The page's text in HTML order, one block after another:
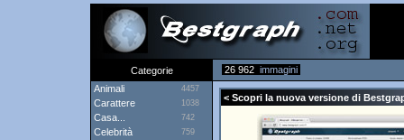
Categorie 26 962 immagini
Animali
4457
Carattere 1038
Casa... 742
Celebrità 759
< Scopri la nuova versione di